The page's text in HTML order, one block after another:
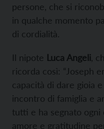
persone, che si
in qualche momento
di cordialità.
Il nipote Luca Angeli ,
ricorda così: “Joseph
capacità di dare gioia
incontro di famiglia e
tutti e ha segnato ogni
amore e gratitudine